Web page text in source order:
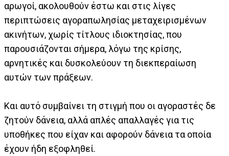
αρωγοί, ακολουθούν έστω και στις λίγες
περιπτώσεις αγοραπωλησίας μεταχειρισμένων
ακινήτων, χωρίς τίτλους ιδιοκτησίας, που
παρουσιάζονται σήμερα, λόγω της κρίσης,
αρνητικές και δυσκολεύουν τη διεκπεραίωση
αυτών των πράξεων.
Και αυτό συμβαίνει τη στιγμή που οι αγοραστές δε
ζητούν δάνεια, αλλά απλές απαλλαγές για τις
υποθήκες που είχαν και αφορούν δάνεια τα οποία
έχουν ήδη εξοφληθεί.